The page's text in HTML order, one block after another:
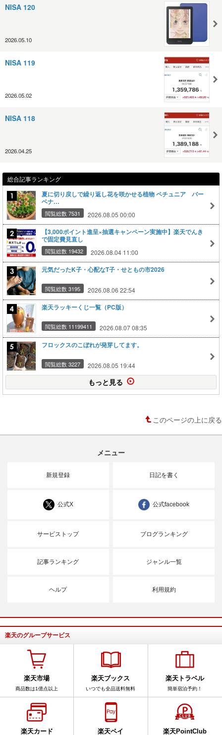
NISA 120
2026.05.10
NISA 119
2026.05.02
NISA 118
2026.04.25
総合記事ランキング
夏に切り戻しで繰り返し花を咲かせる植物 ペチュニア バー
ベナ…
閲覧総数 7531 2026.08.05 00:00
【3,000ポイント進呈×抽選キャンペーン実施中】楽天でんき
で固定費見直し
閲覧総数 19432 2026.08.04 11:00
元気だったK子・心配なT子・せともの市2026
閲覧総数 3195 2026.08.06 22:54
楽天ラッキーくじ一覧（PC版）
閲覧総数 11199411 2026.08.07 08:35
フロックスのこぼれが発芽してます。
閲覧総数 3227 2026.08.05 19:44
もっと見る
このページの上に戻る
メニュー
新規登録 日記を書く
公式X 公式facebook
サービストップ ブログランキング
記事ランキング ジャンル一覧
ヘルプ 利用規約
楽天のグループサービス
楽天市場
商品数は1億点以上
楽天ブックス
いつでも全品送料無料
楽天トラベル
簡単宿泊予約！
楽天カード 楽天ペイ 楽天PointClub